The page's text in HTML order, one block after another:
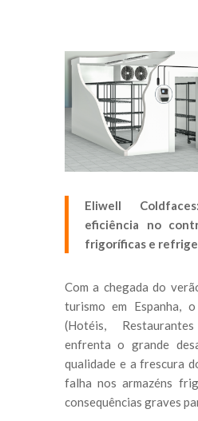
Eliwell
eficiência no
frigoríficas e
Com a chegada do
turismo em Espanha,
(Hotéis,
enfrenta o grande
qualidade e a frescura
falha nos armazéns
consequências graves